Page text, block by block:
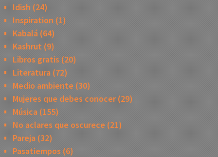
Idish (24)
Inspiration (1)
Kabalá(64)
Kashrut (9)
Libros gratis (20)
Literatura(72)
Medio ambiente (30)
Mujeres que debes conocer(29)
Música(155)
No aclares que oscurece (21)
Pareja(32)
Pasatiempos (6)